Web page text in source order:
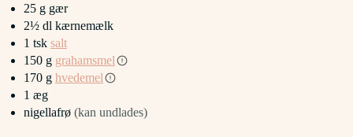
25 g gær
2½ dl kærnemælk
1 tsk salt
150 g grahamsmel
170 g hvedemel
1 æg
nigellafrø (kan undlades)